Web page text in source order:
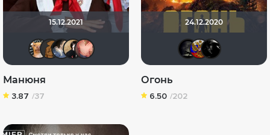
15.12.2021
DumbMoronHurricane Gabrielle
Манюня
3.87 /37
24.12.2020
Огонь
6.50 /202